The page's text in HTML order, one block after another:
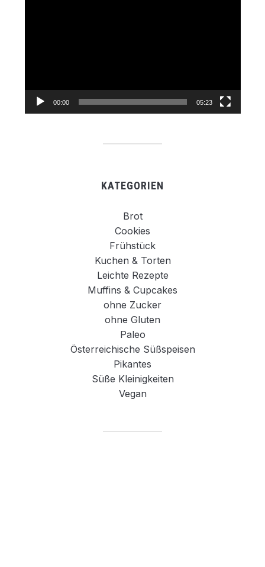
00:00 05:23
KATEGORIEN
Brot
Cookies
Frühstück
Kuchen & Torten
Leichte Rezepte
Muffins & Cupcakes
ohne Zucker
ohne Gluten
Paleo
Österreichische Süßspeisen
Pikantes
Süße Kleinigkeiten
Vegan